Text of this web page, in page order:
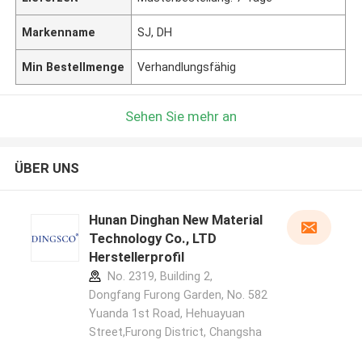
Markenname SJ, DH
Min Bestellmenge Verhandlungsfähig
Sehen Sie mehr an
ÜBER UNS
Hunan Dinghan New Material
Technology Co., LTD
Herstellerprofil
No. 2319, Building 2,
Dongfang Furong Garden, No. 582
Yuanda 1st Road, Hehuayuan
Street,Furong District, Changsha